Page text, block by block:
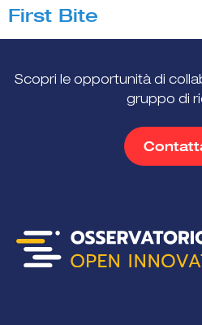
First Bite
Scopri le opportunità di
gruppo di